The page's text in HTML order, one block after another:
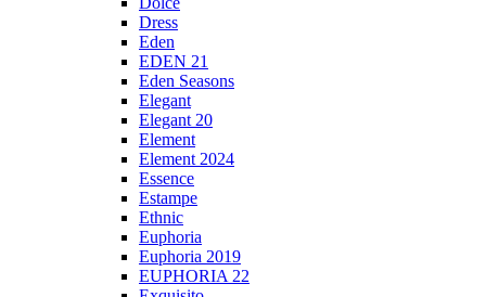
Dress
Eden
EDEN 21
Eden Seasons
Elegant
Elegant 20
Element
Element 2024
Essence
Estampe
Ethnic
Euphoria
Euphoria 2019
EUPHORIA 22